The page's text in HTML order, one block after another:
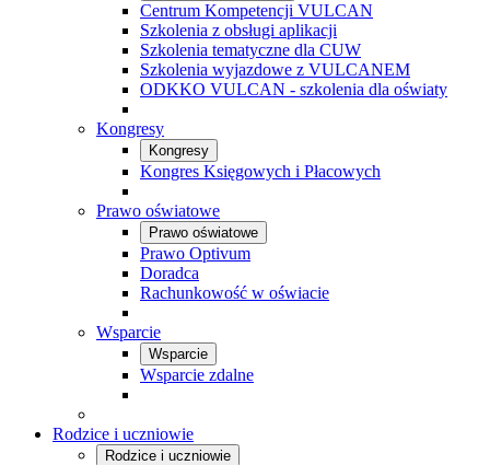
Centrum Kompetencji VULCAN
Szkolenia z obsługi aplikacji
Szkolenia tematyczne dla CUW
Szkolenia wyjazdowe z VULCANEM
ODKKO VULCAN - szkolenia dla oświaty
Kongresy
Kongresy
Kongres Księgowych i Płacowych
Prawo oświatowe
Prawo oświatowe
Prawo Optivum
Doradca
Rachunkowość w oświacie
Wsparcie
Wsparcie
Wsparcie zdalne
Rodzice i uczniowie
Rodzice i uczniowie